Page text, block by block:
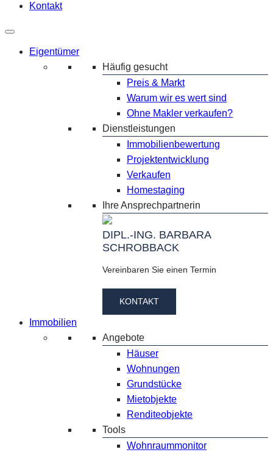
Kontakt
Eigentümer
Häufig gesucht
Preis & Markt
Warum wir es wert sind
Ohne Makler verkaufen?
Dienstleistungen
Immobilienbewertung
Projektentwicklung
Verkaufen
Homestaging
Ihre Ansprechpartnerin
DIPL.-ING. BARBARA
SCHROBBACK
Vereinbaren Sie einen Termin
KONTAKT
Immobilien
Angebote
Häuser
Wohnungen
Grundstücke
Mietobjekte
Renditeobjekte
Tools
Wohnraummonitor